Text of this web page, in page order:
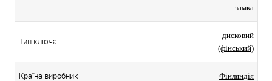
замка
Тип ключа
дисковий
(фінський)
Країна виробник Фінляндія